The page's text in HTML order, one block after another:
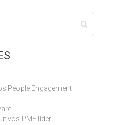
People Engagement
PME líder